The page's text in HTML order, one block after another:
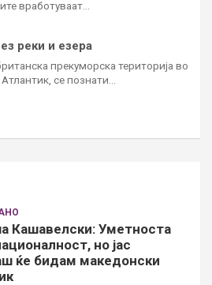
вработуваат…
реки и езера
прекуморска територија во
се познати…
Кашавелски: Уметноста
но јас
ќе бидам македонски